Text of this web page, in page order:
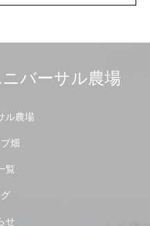
バーサル農場
ル農場
畑
覧
せ